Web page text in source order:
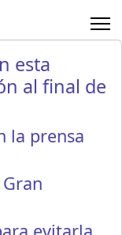
esta
al final de
la prensa